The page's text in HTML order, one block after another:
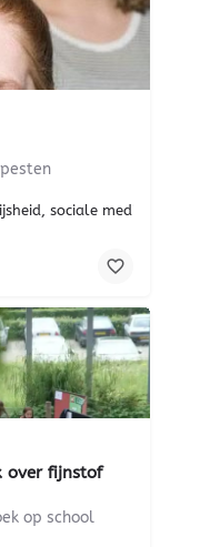
sociale media,
over fijnstof
op school